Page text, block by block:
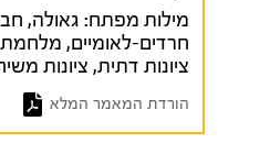
מילות מפתח: גאולה,
חרדים-לאומיים, מלחמת
ציונות דתית, ציונות
הורדת המאמר המלא